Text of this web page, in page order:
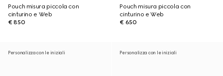
Pouch misura piccola con
cinturino e Web
€ 850
Pouch misura piccola con
cinturino e Web
€ 650
Personalizza con le iniziali Personalizza con le iniziali